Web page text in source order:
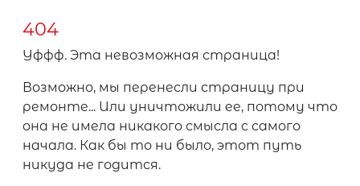
404
Уффф. Эта невозможная страница!
Возможно, мы перенесли страницу при
ремонте... Или уничтожили ее, потому что
она не имела никакого смысла с самого
начала. Как бы то ни было, этот путь
никуда не годится.